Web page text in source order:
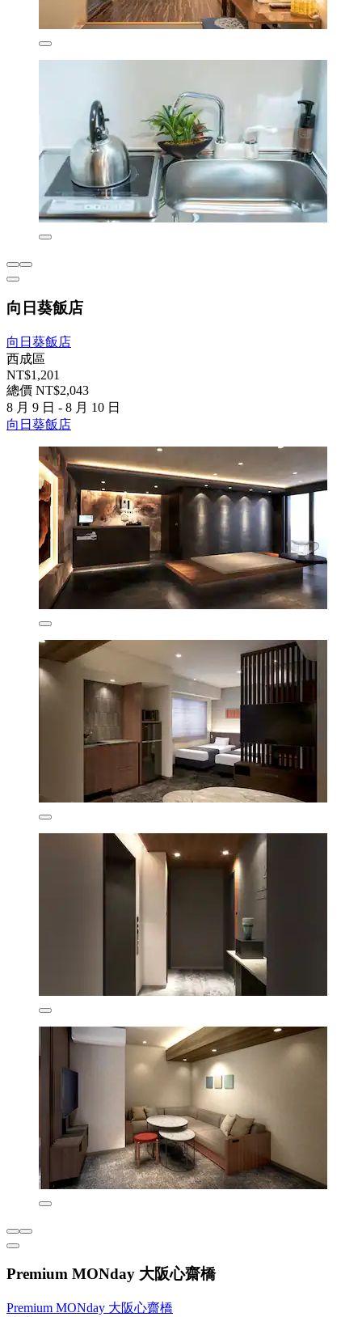
向日葵飯店
向日葵飯店
西成區
NT$1,201
總價 NT$2,043
8 月 9 日 - 8 月 10 日
向日葵飯店
Premium MONday 大阪心齋橋
Premium MONday 大阪心齋橋